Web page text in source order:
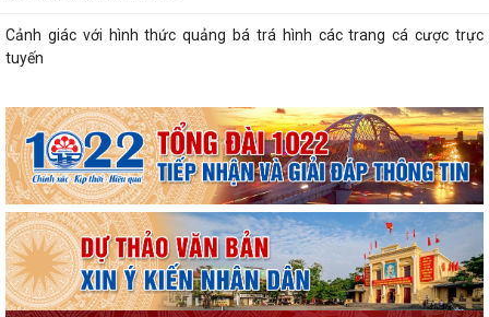
Cảnh giác với hình thức quảng bá trá hình các trang cá cược trực
tuyến
Lung linh những ngọn nến tri ân tại Nghĩa trang Liệt sĩ Đặc khu Cát Hải
Bệnh viện Mắt Hà Nội – Hải Phòng đồng hành tri ân người có công tại
Đặc khu Cát Hải
Đã xác định các nhà vô địch Giải đua thuyền rồng Lễ hội đình làng Phù
Long năm 2026
Khai mạc Lễ hội truyền thống Đình Hòa Hy năm 2026